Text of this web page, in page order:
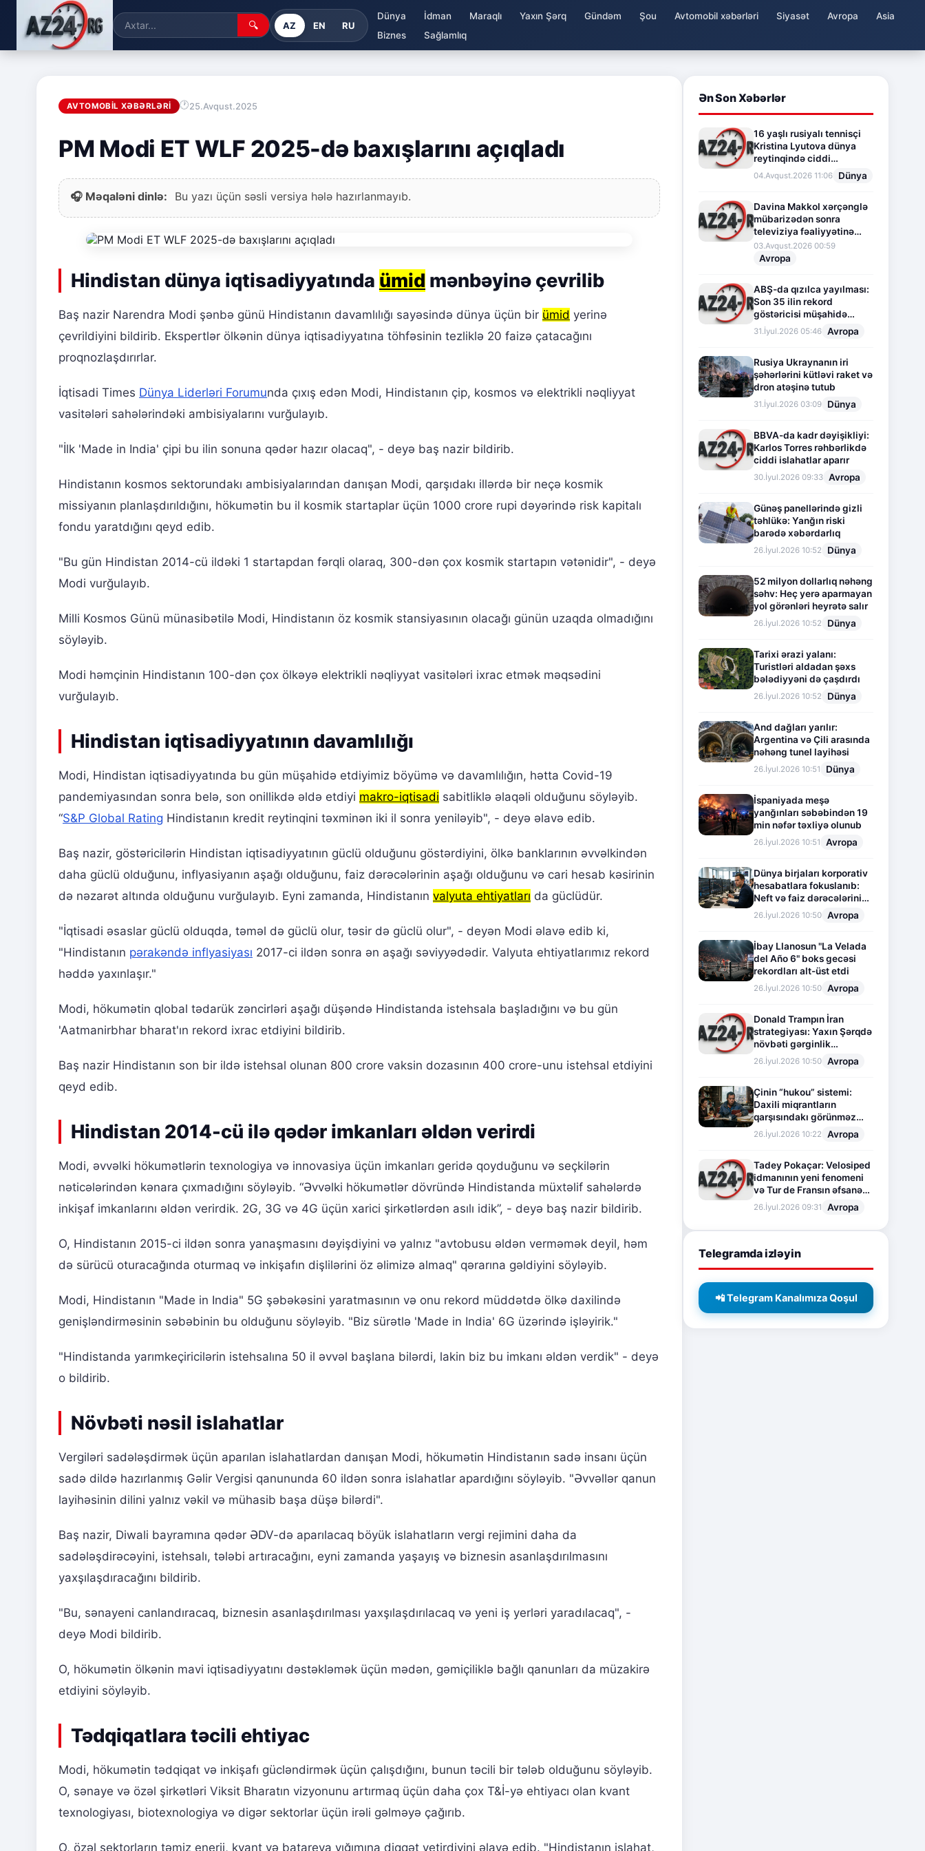
🔍 AZ EN RU
Dünya İdman Maraqlı Yaxın Şərq Gündəm Şou Avtomobil xəbərləri Siyasət Avropa
Asia
Biznes
Sağlamlıq
AVTOMOBIL XƏBƏRLƏRI 25.Avqust.2025
PM Modi ET WLF 2025-də baxışlarını açıqladı
🎧 Məqaləni dinlə: Bu yazı üçün səsli versiya hələ hazırlanmayıb.
Hindistan dünya iqtisadiyyatında ümid mənbəyinə çevrilib
Baş nazir Narendra Modi şənbə günü Hindistanın davamlılığı sayəsində dünya üçün bir ümid yerinə
çevrildiyini bildirib. Ekspertlər ölkənin dünya iqtisadiyyatına töhfəsinin tezliklə 20 faizə çatacağını
proqnozlaşdırırlar.
İqtisadi Times Dünya Liderləri Forumunda çıxış edən Modi, Hindistanın çip, kosmos və elektrikli nəqliyyat
vasitələri sahələrindəki ambisiyalarını vurğulayıb.
"İlk 'Made in India' çipi bu ilin sonuna qədər hazır olacaq", - deyə baş nazir bildirib.
Hindistanın kosmos sektorundakı ambisiyalarından danışan Modi, qarşıdakı illərdə bir neçə kosmik
missiyanın planlaşdırıldığını, hökumətin bu il kosmik startaplar üçün 1000 crore rupi dəyərində risk kapitalı
fondu yaratdığını qeyd edib.
"Bu gün Hindistan 2014-cü ildəki 1 startapdan fərqli olaraq, 300-dən çox kosmik startapın vətənidir", - deyə
Modi vurğulayıb.
Milli Kosmos Günü münasibətilə Modi, Hindistanın öz kosmik stansiyasının olacağı günün uzaqda olmadığını
söyləyib.
Modi həmçinin Hindistanın 100-dən çox ölkəyə elektrikli nəqliyyat vasitələri ixrac etmək məqsədini
vurğulayıb.
Hindistan iqtisadiyyatının davamlılığı
Modi, Hindistan iqtisadiyyatında bu gün müşahidə etdiyimiz böyümə və davamlılığın, hətta Covid-19
pandemiyasından sonra belə, son onillikdə əldə etdiyi makro-iqtisadi sabitliklə əlaqəli olduğunu söyləyib.
“S&P Global Rating Hindistanın kredit reytinqini təxminən iki il sonra yeniləyib", - deyə əlavə edib.
Baş nazir, göstəricilərin Hindistan iqtisadiyyatının güclü olduğunu göstərdiyini, ölkə banklarının əvvəlkindən
daha güclü olduğunu, inflyasiyanın aşağı olduğunu, faiz dərəcələrinin aşağı olduğunu və cari hesab kəsirinin
də nəzarət altında olduğunu vurğulayıb. Eyni zamanda, Hindistanın valyuta ehtiyatları da güclüdür.
"İqtisadi əsaslar güclü olduqda, təməl də güclü olur, təsir də güclü olur", - deyən Modi əlavə edib ki,
"Hindistanın pərakəndə inflyasiyası 2017-ci ildən sonra ən aşağı səviyyədədir. Valyuta ehtiyatlarımız rekord
həddə yaxınlaşır."
Modi, hökumətin qlobal tədarük zəncirləri aşağı düşəndə ​​Hindistanda istehsala başladığını və bu gün
'Aatmanirbhar bharat'ın rekord ixrac etdiyini bildirib.
Baş nazir Hindistanın son bir ildə istehsal olunan 800 crore vaksin dozasının 400 crore-unu istehsal etdiyini
qeyd edib.
Hindistan 2014-cü ilə qədər imkanları əldən verirdi
Modi, əvvəlki hökumətlərin texnologiya və innovasiya üçün imkanları geridə qoyduğunu və seçkilərin
nəticələrindən kənara çıxmadığını söyləyib. “Əvvəlki hökumətlər dövründə Hindistanda müxtəlif sahələrdə
inkişaf imkanlarını əldən verirdik. 2G, 3G və 4G üçün xarici şirkətlərdən asılı idik”, - deyə baş nazir bildirib.
O, Hindistanın 2015-ci ildən sonra yanaşmasını dəyişdiyini və yalnız "avtobusu əldən verməmək deyil, həm
də sürücü oturacağında oturmaq və inkişafın dişlilərini öz əlimizə almaq" qərarına gəldiyini söyləyib.
Modi, Hindistanın "Made in India" 5G şəbəkəsini yaratmasının və onu rekord müddətdə ölkə daxilində
genişləndirməsinin səbəbinin bu olduğunu söyləyib. "Biz sürətlə 'Made in India' 6G üzərində işləyirik."
"Hindistanda yarımkeçiricilərin istehsalına 50 il əvvəl başlana bilərdi, lakin biz bu imkanı əldən verdik" - deyə
o bildirib.
Növbəti nəsil islahatlar
Vergiləri sadələşdirmək üçün aparılan islahatlardan danışan Modi, hökumətin Hindistanın sadə insanı üçün
sadə dildə hazırlanmış Gəlir Vergisi qanununda 60 ildən sonra islahatlar apardığını söyləyib. "Əvvəllər qanun
layihəsinin dilini yalnız vəkil və mühasib başa düşə bilərdi".
Baş nazir, Diwali bayramına qədər ƏDV-də aparılacaq böyük islahatların vergi rejimini daha da
sadələşdirəcəyini, istehsalı, tələbi artıracağını, eyni zamanda yaşayış və biznesin asanlaşdırılmasını
yaxşılaşdıracağını bildirib.
"Bu, sənayeni canlandıracaq, biznesin asanlaşdırılması yaxşılaşdırılacaq və yeni iş yerləri yaradılacaq", -
deyə Modi bildirib.
O, hökumətin ölkənin mavi iqtisadiyyatını dəstəkləmək üçün mədən, gəmiçiliklə bağlı qanunları da müzakirə
etdiyini söyləyib.
Tədqiqatlara təcili ehtiyac
Modi, hökumətin tədqiqat və inkişafı gücləndirmək üçün çalışdığını, bunun təcili bir tələb olduğunu söyləyib.
O, sənaye və özəl şirkətləri Viksit Bharatın vizyonunu artırmaq üçün daha çox T&İ-yə ehtiyacı olan kvant
texnologiyası, biotexnologiya və digər sektorlar üçün irəli gəlməyə çağırıb.
O, özəl sektorların təmiz enerji, kvant və batareya yığımına diqqət yetirdiyini əlavə edib. "Hindistanın islahat,
Ən Son Xəbərlər
16 yaşlı rusiyalı tennisçi
Kristina Lyutova dünya
reytinqində ciddi
irəliləyişə imza atdı
04.Avqust.2026 11:06 Dünya
Davina Makkol xərçənglə
mübarizədən sonra
televiziya fəaliyyətinə
fasilə verir
03.Avqust.2026 00:59
Avropa
ABŞ-da qızılca yayılması:
Son 35 ilin rekord
göstəricisi müşahidə
olunur
31.İyul.2026 05:46 Avropa
Rusiya Ukraynanın iri
şəhərlərini kütləvi raket və
dron atəşinə tutub
31.İyul.2026 03:09 Dünya
BBVA-da kadr dəyişikliyi:
Karlos Torres rəhbərlikdə
ciddi islahatlar aparır
30.İyul.2026 09:33 Avropa
Günəş panellərində gizli
təhlükə: Yanğın riski
barədə xəbərdarlıq
26.İyul.2026 10:52 Dünya
52 milyon dollarlıq nəhəng
səhv: Heç yerə aparmayan
yol görənləri heyrətə salır
26.İyul.2026 10:52 Dünya
Tarixi ərazi yalanı:
Turistləri aldadan şəxs
bələdiyyəni də çaşdırdı
26.İyul.2026 10:52 Dünya
And dağları yarılır:
Argentina və Çili arasında
nəhəng tunel layihəsi
26.İyul.2026 10:51 Dünya
İspaniyada meşə
yanğınları səbəbindən 19
min nəfər təxliyə olunub
26.İyul.2026 10:51 Avropa
Dünya birjaları korporativ
hesabatlara fokuslanıb:
Neft və faiz dərəcələrinin
təsiri altında cari vəziyyət
26.İyul.2026 10:50 Avropa
İbay Llanosun "La Velada
del Año 6" boks gecəsi
rekordları alt-üst etdi
26.İyul.2026 10:50 Avropa
Donald Trampın İran
strategiyası: Yaxın Şərqdə
növbəti gərginlik
mərhələsi
26.İyul.2026 10:50 Avropa
Çinin “hukou” sistemi:
Daxili miqrantların
qarşısındakı görünməz
sədd
26.İyul.2026 10:22 Avropa
Tadey Pokaçar: Velosiped
idmanının yeni fenomeni
və Tur de Fransın əfsanəvi
səhifəsi
26.İyul.2026 09:31 Avropa
Telegramda izləyin
📲 Telegram Kanalımıza Qoşul